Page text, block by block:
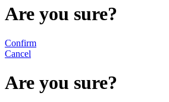
Are you sure?
Confirm
Cancel
Are you sure?